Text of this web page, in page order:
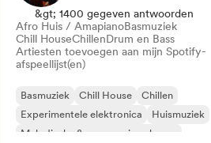
&gt; 1400 gegeven antwoorden
Afro Huis / AmapianoBasmuziek
Chill HouseChillenDrum en Bass
Artiesten toevoegen aan mijn Spotify-
afspeellijst(en)
Basmuziek Chill House
Chillen
Experimentele elektronica
Huismuziek
Melodische & progressieve house